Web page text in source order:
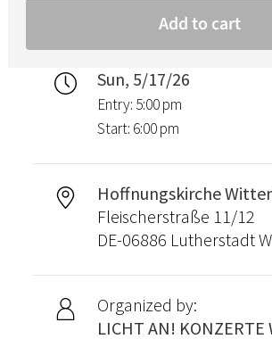
Sun, 5/17/26
Entry: 5:00 pm
Start: 6:00 pm
Hoffnungskirche
Fleischerstraße 11/12
DE-06886 Lutherstadt
Organized by:
LICHT AN!